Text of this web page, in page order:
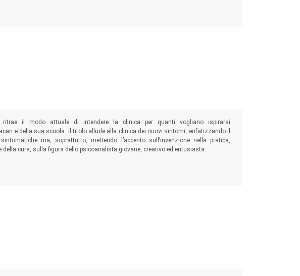
il modo attuale di intendere la clinica per quanti vogliano ispirarsi
e della sua scuola. Il titolo allude alla clinica dei nuovi sintomi, enfatizzando il
ma, soprattutto, mettendo l’accento sull’invenzione nella pratica,
della cura, sulla figura dello psicoanalista giovane, creativo ed entusiasta.